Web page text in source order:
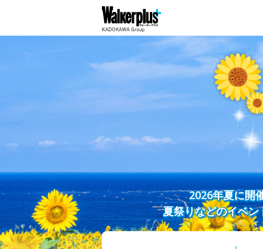
2026年夏に開
夏祭りなどのイベ